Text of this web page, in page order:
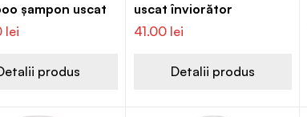
șampon uscat
lei
produs
uscat înviorător
41.00 lei
Detalii produs